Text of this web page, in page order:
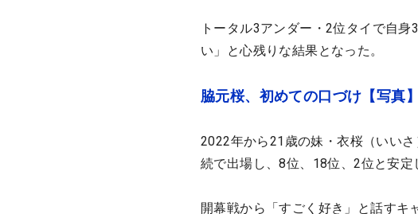
トータル3アンダー・2位タイで自
い」と心残りな結果となった。
脇元桜、初めての口づけ【写真】
2022年から21歳の妹・衣桜（いい
続で出場し、8位、18位、2位と安定
開幕戦から「すごく好き」と話すキ